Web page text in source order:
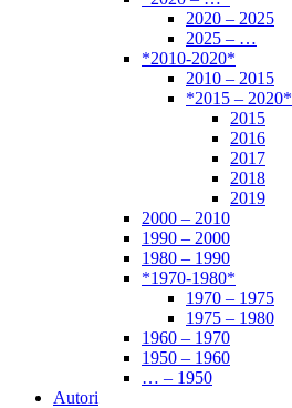
2020 – 2025
2025 – …
*2010-2020*
2010 – 2015
*2015 – 2020*
2015
2016
2017
2018
2019
2000 – 2010
1990 – 2000
1980 – 1990
*1970-1980*
1970 – 1975
1975 – 1980
1960 – 1970
1950 – 1960
… – 1950
Autori